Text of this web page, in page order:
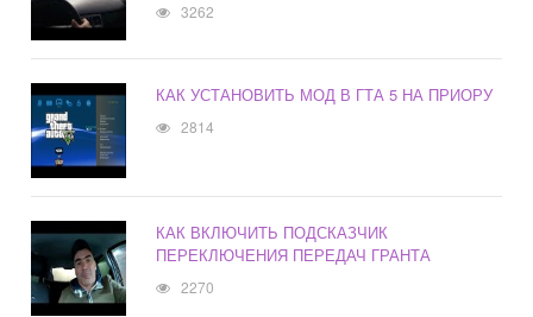
3262
КАК УСТАНОВИТЬ МОД В ГТА 5 НА ПРИОРУ
2814
КАК ВКЛЮЧИТЬ ПОДСКАЗЧИК
ПЕРЕКЛЮЧЕНИЯ ПЕРЕДАЧ ГРАНТА
2270